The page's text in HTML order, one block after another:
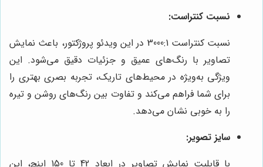
نسبت کنتراست:
نسبت کنتراست 3000:1 در این ویدئو پروژکتور، باعث نمایش
تصاویر با رنگ‌های عمیق و جزئیات دقیق می‌شود. این
ویژگی به‌ویژه در محیط‌های تاریک، تجربه بصری بهتری را
برای شما فراهم می‌کند و تفاوت بین رنگ‌های روشن و تیره
را به خوبی نشان می‌دهد.
سایز تصویر:
با قابلیت نمایش تصاویر در ابعاد 42 تا 150 اینچ، این